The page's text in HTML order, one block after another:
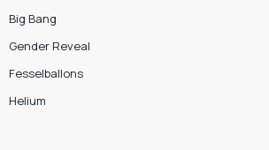
Big Bang
Gender Reveal
Fesselballons
Helium